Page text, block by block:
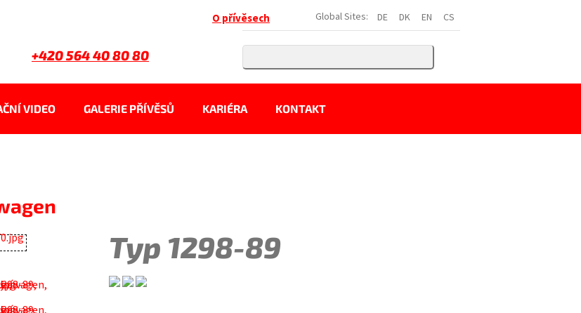
DE DK EN CS
Global Sites:
O přívěsech
+420 564 40 80 80
VIDEO GALERIE PŘÍVĚSŮ KARIÉRA KONTAKT
Typ 1298-89